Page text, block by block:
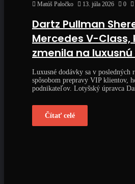
Matúš Paločko 13. júla 2026 0
Dartz Pullman
Mercedes V-Class,
zmenila na
Luxusné dodávky sa v posledných
spôsobom prepravy VIP klientov,
podnikateľov. Lotyšský úpravca
Čítať celé